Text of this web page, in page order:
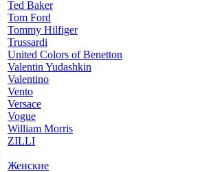
Ted Baker
Tom Ford
Tommy Hilfiger
Trussardi
United Colors of Benetton
Valentin Yudashkin
Valentino
Vento
Versace
Vogue
William Morris
ZILLI
Женские